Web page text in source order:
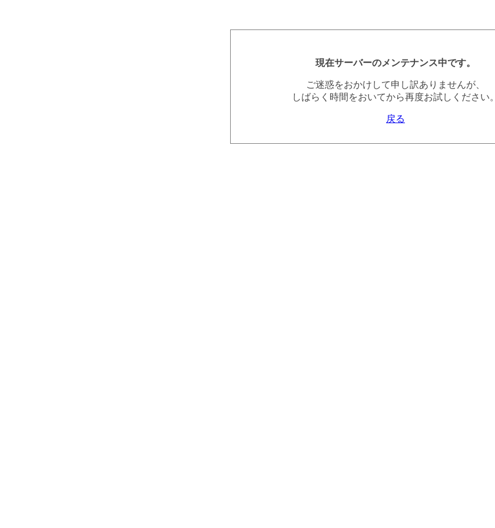
現在サーバーのメンテナンス中です。
ご迷惑をおかけして申し訳ありませんが、
しばらく時間をおいてから再度お試しください。
戻る